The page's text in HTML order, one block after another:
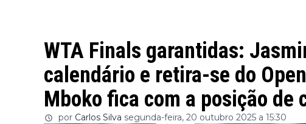
WTA Finals garantidas:
calendário e retira-se do
Mboko fica com a posição de
por Carlos Silva segunda-feira, 20 outubro 2025 a 15:30